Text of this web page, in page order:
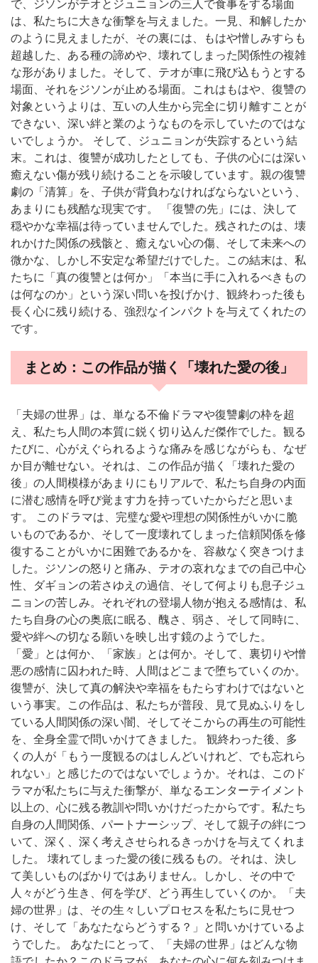
は、私たちに大きな衝撃を与えました。一見、和解したか
のように見えましたが、その裏には、もはや憎しみすらも
超越した、ある種の諦めや、壊れてしまった関係性の複雑
な形がありました。そして、テオが車に飛び込もうとする
場面、それをジソンが止める場面。これはもはや、復讐の
対象というよりは、互いの人生から完全に切り離すことが
できない、深い絆と業のようなものを示していたのではな
いでしょうか。 そして、ジュニョンが失踪するという結
末。これは、復讐が成功したとしても、子供の心には深い
癒えない傷が残り続けることを示唆しています。親の復讐
劇の「清算」を、子供が背負わなければならないという、
あまりにも残酷な現実です。 「復讐の先」には、決して
穏やかな幸福は待っていませんでした。残されたのは、壊
れかけた関係の残骸と、癒えない心の傷、そして未来への
微かな、しかし不安定な希望だけでした。この結末は、私
たちに「真の復讐とは何か」「本当に手に入れるべきもの
は何なのか」という深い問いを投げかけ、観終わった後も
長く心に残り続ける、強烈なインパクトを与えてくれたの
です。
まとめ：この作品が描く「壊れた愛の後」
「夫婦の世界」は、単なる不倫ドラマや復讐劇の枠を超
え、私たち人間の本質に鋭く切り込んだ傑作でした。観る
たびに、心がえぐられるような痛みを感じながらも、なぜ
か目が離せない。それは、この作品が描く「壊れた愛の
後」の人間模様があまりにもリアルで、私たち自身の内面
に潜む感情を呼び覚ます力を持っていたからだと思いま
す。 このドラマは、完璧な愛や理想の関係性がいかに脆
いものであるか、そして一度壊れてしまった信頼関係を修
復することがいかに困難であるかを、容赦なく突きつけま
した。ジソンの怒りと痛み、テオの哀れなまでの自己中心
性、ダギョンの若さゆえの過信、そして何よりも息子ジュ
ニョンの苦しみ。それぞれの登場人物が抱える感情は、私
たち自身の心の奥底に眠る、醜さ、弱さ、そして同時に、
愛や絆への切なる願いを映し出す鏡のようでした。
「愛」とは何か、「家族」とは何か。そして、裏切りや憎
悪の感情に囚われた時、人間はどこまで堕ちていくのか。
復讐が、決して真の解決や幸福をもたらすわけではないと
いう事実。この作品は、私たちが普段、見て見ぬふりをし
ている人間関係の深い闇、そしてそこからの再生の可能性
を、全身全霊で問いかけてきました。 観終わった後、多
くの人が「もう一度観るのはしんどいけれど、でも忘れら
れない」と感じたのではないでしょうか。それは、このド
ラマが私たちに与えた衝撃が、単なるエンターテイメント
以上の、心に残る教訓や問いかけだったからです。私たち
自身の人間関係、パートナーシップ、そして親子の絆につ
いて、深く、深く考えさせられるきっかけを与えてくれま
した。 壊れてしまった愛の後に残るもの。それは、決し
て美しいものばかりではありません。しかし、その中で
人々がどう生き、何を学び、どう再生していくのか。「夫
婦の世界」は、その生々しいプロセスを私たちに見せつ
け、そして「あなたならどうする？」と問いかけているよ
うでした。 あなたにとって、「夫婦の世界」はどんな物